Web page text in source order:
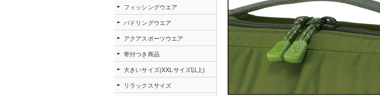
フィッシングウエア
パドリングウエア
アクアスポーツウエア
寄付つき商品
大きいサイズ(XXLサイズ以上)
リラックスサイズ